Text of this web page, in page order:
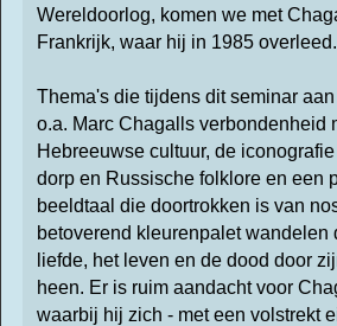
Wereldoorlog, komen we met
Frankrijk, waar hij in 1985 overleed.
Thema's die tijdens dit seminar
o.a. Marc Chagalls verbondenheid
Hebreeuwse cultuur, de
dorp en Russische folklore en een
beeldtaal die doortrokken is van
betoverend kleurenpalet wandelen
liefde, het leven en de dood door
heen. Er is ruim aandacht voor
waarbij hij zich - met een volstrekt